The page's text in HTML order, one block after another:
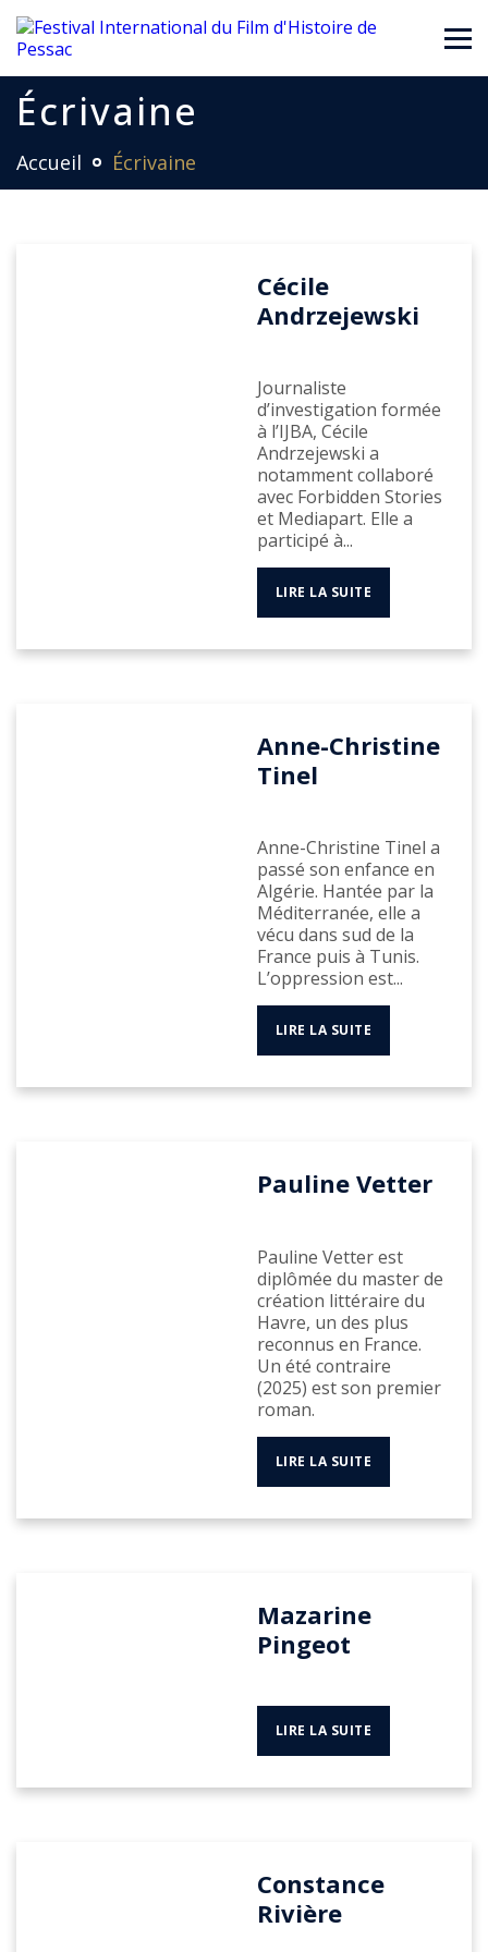
Écrivaine
Accueil Écrivaine
Cécile
Andrzejewski
Journaliste
d’investigation formée
à l’IJBA, Cécile
Andrzejewski a
notamment collaboré
avec Forbidden Stories
et Mediapart. Elle a
participé à...
LIRE LA SUITE
Anne-Christine
Tinel
Anne-Christine Tinel a
passé son enfance en
Algérie. Hantée par la
Méditerranée, elle a
vécu dans sud de la
France puis à Tunis.
L’oppression est...
LIRE LA SUITE
Pauline Vetter
Pauline Vetter est
diplômée du master de
création littéraire du
Havre, un des plus
reconnus en France.
Un été contraire
(2025) est son premier
roman.
LIRE LA SUITE
Mazarine
Pingeot
LIRE LA SUITE
Constance
Rivière